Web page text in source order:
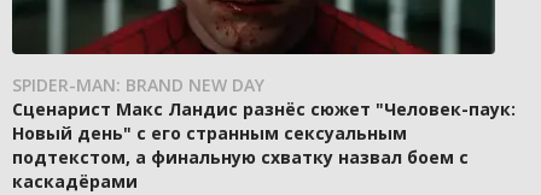
SPIDER-MAN: BRAND NEW DAY
Сценарист Макс Ландис разнёс сюжет "Человек-паук:
Новый день" с его странным сексуальным
подтекстом, а финальную схватку назвал боем с
каскадёрами